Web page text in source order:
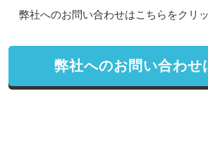
弊社へのお問い合わせはこちらをクリ
弊社へのお問い合わせ